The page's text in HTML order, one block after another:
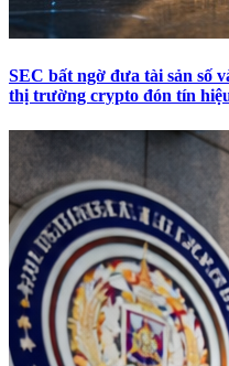
SEC bất ngờ đưa tài sản số
thị trường crypto đón tín